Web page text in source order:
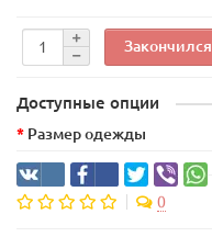
Закончился
Доступные опции
Размер одежды
0